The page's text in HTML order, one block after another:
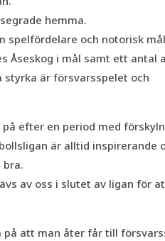
hemma.
spelfördelare och notorisk
Åseskog i mål samt ett antal
styrka är försvarsspelet och
efter en period med
är alltid inspirerande
bra.
av oss i slutet av ligan för
på att man åter får till